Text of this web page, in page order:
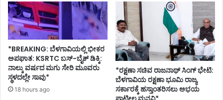
*BREAKING: ಬೆಳಗಾವಿಯಲ್ಲಿ ಭೀಕರ
ಅಪಘಾತ: KSRTC ಬಸ್-ಬೈಕ್ ಡಿಕ್ಕಿ:
ನಾಲ್ಕು ವರ್ಷದ ಮಗು ಸೇರಿ ಮೂವರು
ಸ್ಥಳದಲ್ಲೇ ಸಾವು*
18 hours ago
*ರಕ್ಷಣಾ ಸಚಿವ ರಾಜನಾಥ್ ಸಿಂಗ್ ಭೇಟಿ:
ಬೆಳಗಾವಿಯ ರಕ್ಷಣಾ ಭೂಮಿ ರಾಜ್ಯ
ಸರ್ಕಾರಕ್ಕೆ ಹಸ್ತಾಂತರಿಸಲು ಅಭಯ